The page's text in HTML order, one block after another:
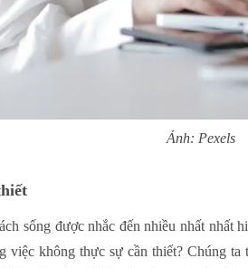
Ảnh: Pexels
sống được nhắc đến nhiều nhất nhất
việc không thực sự cần thiết? Chúng